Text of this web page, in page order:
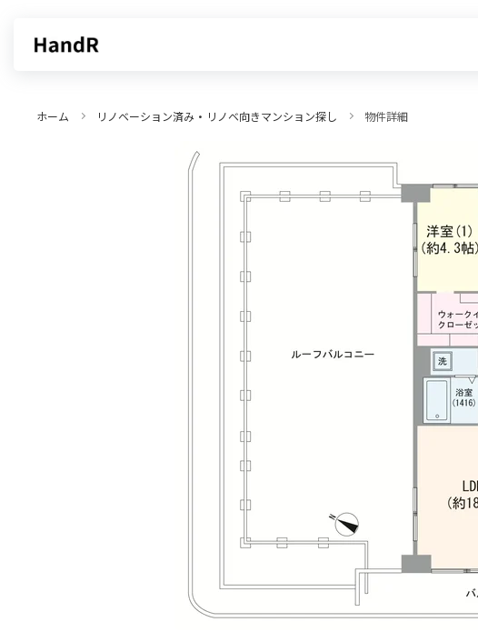
エリアから探す 沿線・駅から探す 特集から探す
不動産無料査定 AI査定 売却サービス
ホーム リノベーション済み・リノベ向きマンション探し 物件詳細